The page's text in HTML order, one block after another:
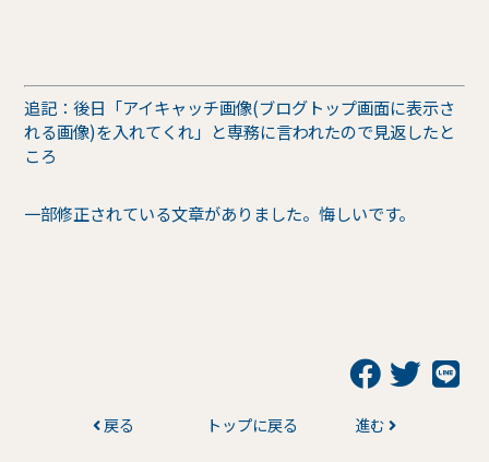
追記：後日「アイキャッチ画像(ブログトップ画面に表示さ
れる画像)を入れてくれ」と専務に言われたので見返したと
ころ
一部修正されている文章がありました。悔しいです。
戻る トップに戻る 進む